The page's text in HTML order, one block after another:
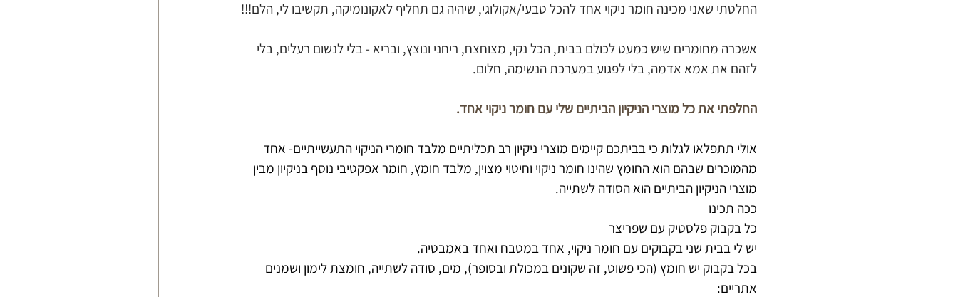
החלטתי שאני מכינה חומר ניקוי אחד להכל טבעי/אקולוגי, שיהיה גם תחליף לאקונומיקה, תקשיבו לי, הלם!!!
אשכרה מחומרים שיש כמעט לכולם בבית, הכל נקי, מצוחצח, ריחני ונוצץ, ובריא - בלי לנשום רעלים, בלי
לזהם את אמא אדמה, בלי לפגוע במערכת הנשימה, חלום.
החלפתי את כל מוצרי הניקיון הביתיים שלי עם חומר ניקוי אחד.
אולי תתפלאו לגלות כי בביתכם קיימים מוצרי ניקיון רב תכליתיים מלבד חומרי הניקוי התעשייתיים- אחד
מהמוכרים שבהם הוא החומץ שהינו חומר ניקוי וחיטוי מצוין, מלבד חומץ, חומר אפקטיבי נוסף בניקיון מבין
מוצרי הניקיון הביתיים הוא הסודה לשתייה.
ככה תכינו
כל בקבוק פלסטיק עם שפריצר
יש לי בבית שני בקבוקים עם חומר ניקוי, אחד במטבח ואחד באמבטיה.
בכל בקבוק יש חומץ (הכי פשוט, זה שקונים במכולת ובסופר), מים, סודה לשתייה, חומצת לימון ושמנים
אתריים: